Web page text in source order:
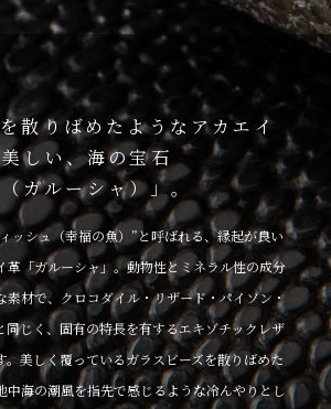
散りばめたようなアカエイ
しい、海の宝石
ルーシャ）」。
ッシュ（幸福の魚）”と呼ばれる、縁起が良い
革「ガルーシャ」。動物性とミネラル性の成分
素材で、クロコダイル・リザード・パイソン・
同じく、固有の特長を有するエキゾチックレザ
。美しく覆っているガラスビーズを散りばめた
中海の潮風を指先で感じるような冷んやりとし